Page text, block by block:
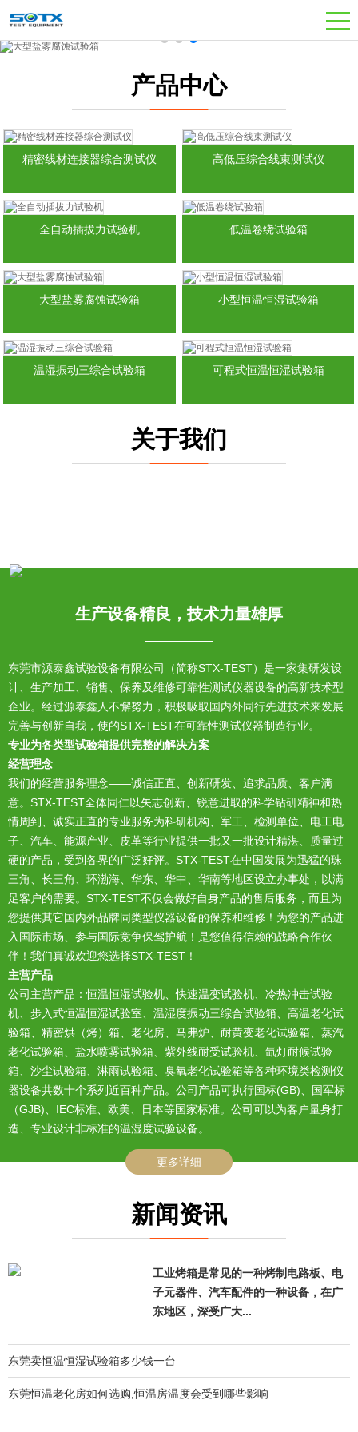
产品中心
精密线材连接器综合测试仪 高低压综合线束测试仪
全自动插拔力试验机 低温卷绕试验箱
大型盐雾腐蚀试验箱 小型恒温恒湿试验箱
温湿振动三综合试验箱 可程式恒温恒湿试验箱
关于我们
生产设备精良，技术力量雄厚
东莞市源泰鑫试验设备有限公司（简称STX-TEST）是一家集研发设
计、生产加工、销售、保养及维修可靠性测试仪器设备的高新技术型
企业。经过源泰鑫人不懈努力，积极吸取国内外同行先进技术来发展
完善与创新自我，使的STX-TEST在可靠性测试仪器制造行业。
专业为各类型试验箱提供完整的解决方案
经营理念
我们的经营服务理念——诚信正直、创新研发、追求品质、客户满
意。STX-TEST全体同仁以矢志创新、锐意进取的科学钻研精神和热
情周到、诚实正直的专业服务为科研机构、军工、检测单位、电工电
子、汽车、能源产业、皮革等行业提供一批又一批设计精湛、质量过
硬的产品，受到各界的广泛好评。STX-TEST在中国发展为迅猛的珠
三角、长三角、环渤海、华东、华中、华南等地区设立办事处，以满
足客户的需要。STX-TEST不仅会做好自身产品的售后服务，而且为
您提供其它国内外品牌同类型仪器设备的保养和维修！为您的产品进
入国际市场、参与国际竞争保驾护航！是您值得信赖的战略合作伙
伴！我们真诚欢迎您选择STX-TEST！
主营产品
公司主营产品：恒温恒湿试验机、快速温变试验机、冷热冲击试验
机、步入式恒温恒湿试验室、温湿度振动三综合试验箱、高温老化试
验箱、精密烘（烤）箱、老化房、马弗炉、耐黄变老化试验箱、蒸汽
老化试验箱、盐水喷雾试验箱、紫外线耐受试验机、氙灯耐候试验
箱、沙尘试验箱、淋雨试验箱、臭氧老化试验箱等各种环境类检测仪
器设备共数十个系列近百种产品。公司产品可执行国标(GB)、国军标
（GJB)、IEC标准、欧美、日本等国家标准。公司可以为客户量身打
造、专业设计非标准的温湿度试验设备。
更多详细
新闻资讯
工业烤箱是常见的一种烤制电路板、电
子元器件、汽车配件的一种设备，在广
东地区，深受广大...
东莞卖恒温恒湿试验箱多少钱一台
东莞恒温老化房如何选购,恒温房温度会受到哪些影响